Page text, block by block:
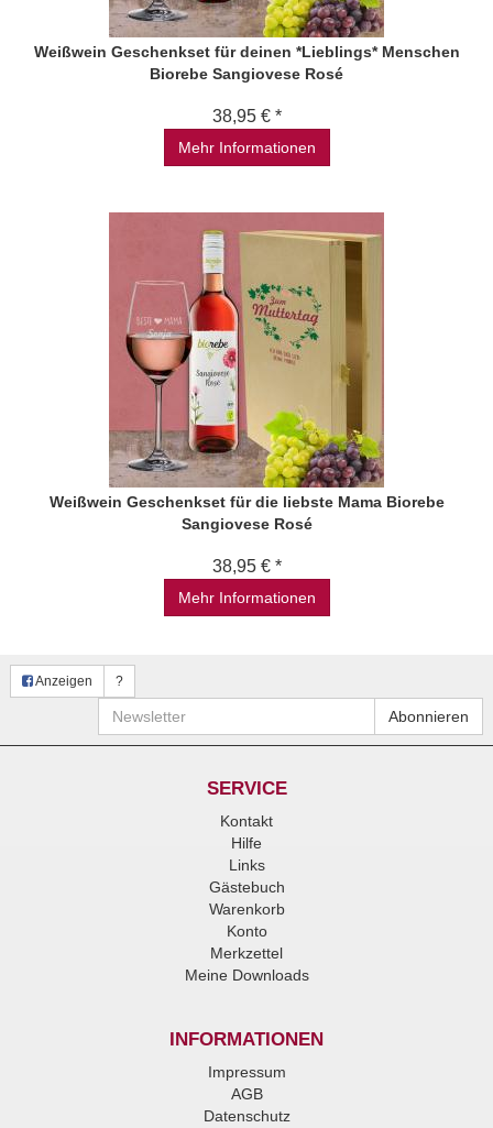
Weißwein Geschenkset für deinen *Lieblings* Menschen
Biorebe Sangiovese Rosé
38,95 € *
Mehr Informationen
Weißwein Geschenkset für die liebste Mama Biorebe
Sangiovese Rosé
38,95 € *
Mehr Informationen
Anzeigen ?
Newsletter Abonnieren
SERVICE
Kontakt
Hilfe
Links
Gästebuch
Warenkorb
Konto
Merkzettel
Meine Downloads
INFORMATIONEN
Impressum
AGB
Datenschutz